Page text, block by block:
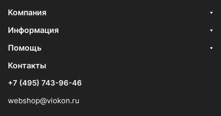
Компания
Информация
Помощь
Контакты
+7 (495) 743-96-46
webshop@viokon.ru